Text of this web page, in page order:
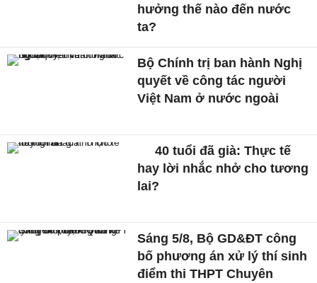
hưởng thế nào đến nước
ta?
Bộ Chính trị ban hành Nghị
quyết về công tác người
Việt Nam ở nước ngoài
40 tuổi đã già: Thực tế
hay lời nhắc nhở cho tương
lai?
Sáng 5/8, Bộ GD&ĐT công
bố phương án xử lý thí sinh
điểm thi THPT Chuyên